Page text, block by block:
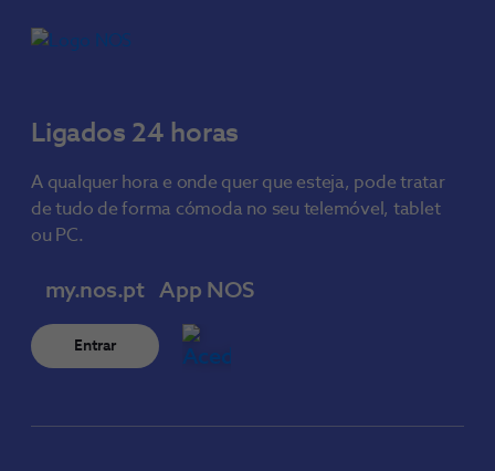
Ligados 24 horas
A qualquer hora e onde quer que esteja, pode tratar
de tudo de forma cómoda no seu telemóvel, tablet
ou PC.
my.nos.pt
Entrar
App NOS